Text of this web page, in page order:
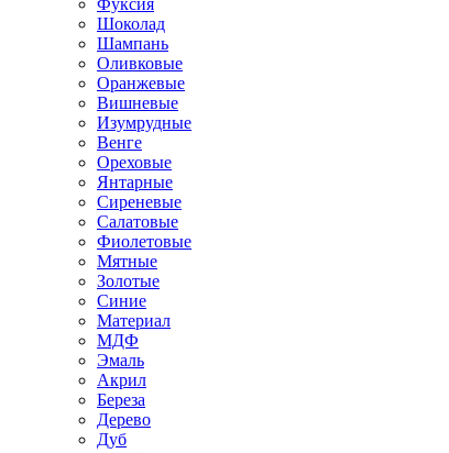
Шоколад
Шампань
Оливковые
Оранжевые
Вишневые
Изумрудные
Венге
Ореховые
Янтарные
Сиреневые
Салатовые
Фиолетовые
Мятные
Золотые
Синие
Материал
МДФ
Эмаль
Акрил
Береза
Дерево
Дуб